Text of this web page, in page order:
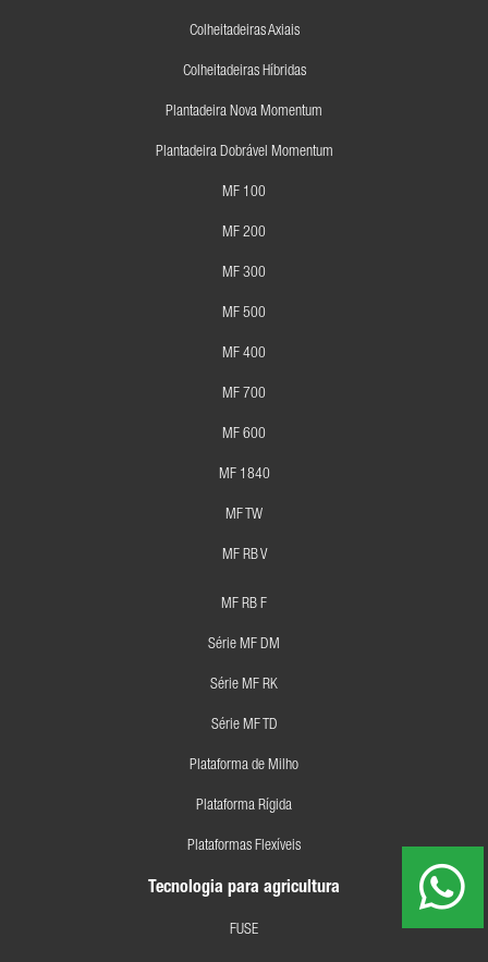
Colheitadeiras Axiais
Colheitadeiras Híbridas
Plantadeira Nova Momentum
Plantadeira Dobrável Momentum
MF 100
MF 200
MF 300
MF 500
MF 400
MF 700
MF 600
MF 1840
MF TW
MF RB V
MF RB F
Série MF DM
Série MF RK
Série MF TD
Plataforma de Milho
Plataforma Rígida
Plataformas Flexíveis
Tecnologia para agricultura
FUSE